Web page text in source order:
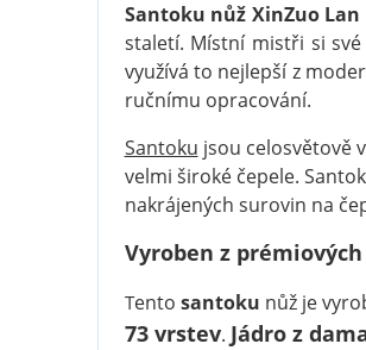
Santoku nůž XinZuo Lan
staletí. Místní mistři si
využívá to nejlepší z
ručnímu opracování.
Santoku jsou celosvětově
velmi široké čepele.
nakrájených surovin na
Vyroben z
Tento santoku nůž je
73 vrstev. Jádro z